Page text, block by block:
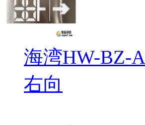
海湾HW-BZ-
右向